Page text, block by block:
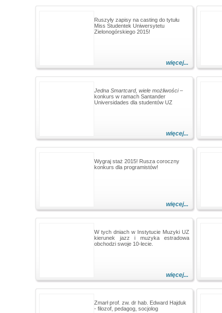
więcej...
Ruszyły zapisy na casting do tytułu
Miss Studentek Uniwersytetu
Zielonogórskiego 2015!
więcej...
Jedna Smartcard, wiele możliwości–
konkurs w ramach Santander
Universidades dla studentów UZ
więcej...
Wygraj staż 2015! Rusza coroczny
konkurs dla programistów!
więcej...
W tych dniach w Instytucie Muzyki UZ
kierunek jazz i muzyka estradowa
obchodzi swoje 10-lecie.
Zmarł prof. zw. dr hab. Edward Hajduk
- filozof, pedagog, socjolog